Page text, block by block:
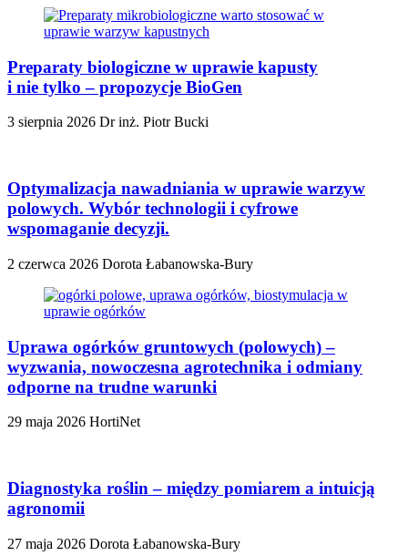
Preparaty biologiczne w uprawie kapusty
i nie tylko – propozycje BioGen
3 sierpnia 2026 Dr inż. Piotr Bucki
Optymalizacja nawadniania w uprawie warzyw
polowych. Wybór technologii i cyfrowe
wspomaganie decyzji.
2 czerwca 2026 Dorota Łabanowska-Bury
Uprawa ogórków gruntowych (polowych) –
wyzwania, nowoczesna agrotechnika i odmiany
odporne na trudne warunki
29 maja 2026 HortiNet
Diagnostyka roślin – między pomiarem a intuicją
agronomii
27 maja 2026 Dorota Łabanowska-Bury